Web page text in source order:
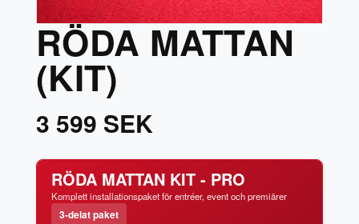
RÖDA MATTAN
(KIT)
3 599 SEK
RÖDA MATTAN KIT - PRO
Komplett installationspaket för entréer, event och premiärer
3-delat paket